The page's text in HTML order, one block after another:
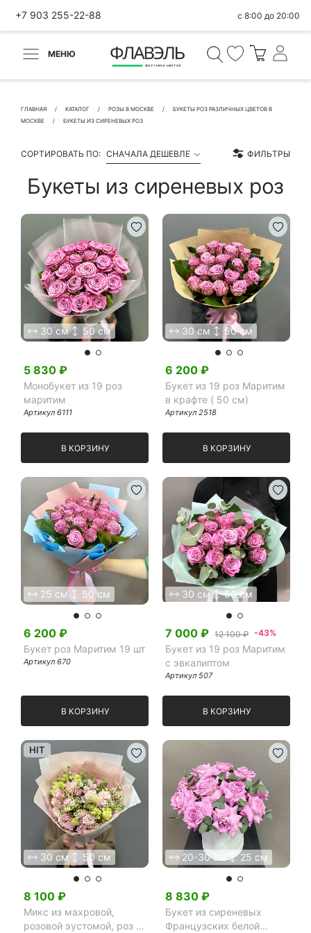
+7 903 255-22-88 с 8:00 до 20:00
МЕНЮ
ГЛАВНАЯ КАТАЛОГ РОЗЫ В МОСКВЕ
БУКЕТЫ РОЗ РАЗЛИЧНЫХ ЦВЕТОВ В
МОСКВЕ
БУКЕТЫ ИЗ СИРЕНЕВЫХ РОЗ
СОРТИРОВАТЬ ПО: СНАЧАЛА ДЕШЕВЛЕ ФИЛЬТРЫ
Букеты из сиреневых роз
30 см 50 см
5 830 ₽
Монобукет из 19 роз
маритим
Артикул 6111
В КОРЗИНУ
30 см 50 см
6 200 ₽
Букет из 19 роз Маритим
в крафте ( 50 см)
Артикул 2518
В КОРЗИНУ
25 см 50 см
6 200 ₽
Букет роз Маритим 19 шт
Артикул 670
В КОРЗИНУ
30 см 50 см
7 000 ₽ 12 100 ₽ -43%
Букет из 19 роз Маритим
с эвкалиптом
Артикул 507
В КОРЗИНУ
30 см 50 см
HIT
8 100 ₽
Микс из махровой,
розовой эустомой, роз и
20-30 см 25 см
8 830 ₽
Букет из сиреневых
Французских белой
ВЕРНУТЬСЯ
Быстрая покупка
КОНТАКТНЫЕ ДАННЫЕ
БЫСТРАЯ ПОКУПКА
Я принимаю Политику конфиденциальности и
Правила использования сайта ФЛАВЭЛЬ. Мы не
продаем ваши данные и храним их в безопасности